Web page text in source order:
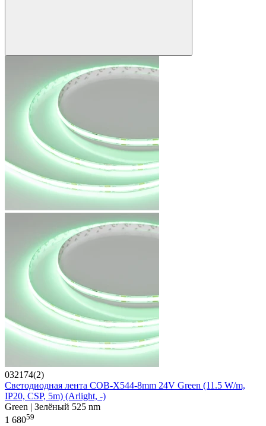
032174(2)
Светодиодная лента COB-X544-8mm 24V Green (11.5 W/m,
IP20, CSP, 5m) (Arlight, -)
Green | Зелёный 525 nm
1 68059